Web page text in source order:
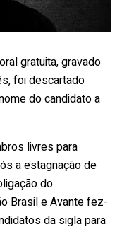
gratuita, gravado
foi descartado
do candidato a
livres para
a estagnação de
do
Brasil e Avante fez-
da sigla para